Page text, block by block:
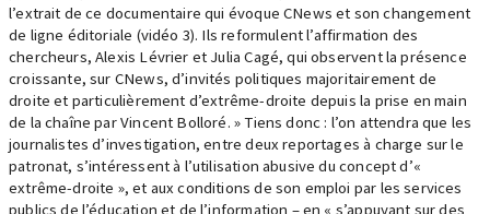
l’extrait de ce documentaire qui évoque CNews et son changement
de ligne éditoriale (vidéo 3). Ils reformulent l’affirmation des
chercheurs, Alexis Lévrier et Julia Cagé, qui observent la présence
croissante, sur CNews, d’invités politiques majoritairement de
droite et particulièrement d’extrême-droite depuis la prise en main
de la chaîne par Vincent Bolloré. » Tiens donc : l’on attendra que les
journalistes d’investigation, entre deux reportages à charge sur le
patronat, s’intéressent à l’utilisation abusive du concept d’«
extrême-droite », et aux conditions de son emploi par les services
publics de l’éducation et de l’information – en « s’appuyant sur des